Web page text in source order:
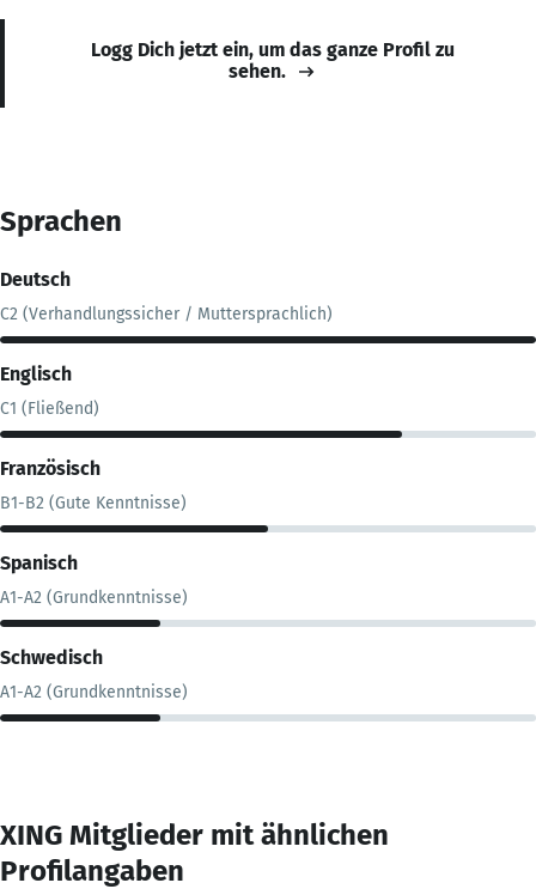
Logg Dich jetzt ein, um das ganze Profil zu
sehen.
Sprachen
Deutsch
C2 (Verhandlungssicher / Muttersprachlich)
Englisch
C1 (Fließend)
Französisch
B1-B2 (Gute Kenntnisse)
Spanisch
A1-A2 (Grundkenntnisse)
Schwedisch
A1-A2 (Grundkenntnisse)
XING Mitglieder mit ähnlichen
Profilangaben